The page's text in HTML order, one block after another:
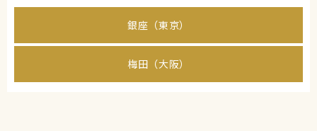
銀座（東京）
梅田（大阪）